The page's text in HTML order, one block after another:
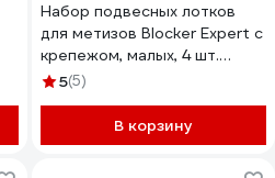
Набор подвесных лотков
для метизов Blocker Expert с
крепежом, малых, 4 шт.
BR395410026 33736
5(5)
В корзину